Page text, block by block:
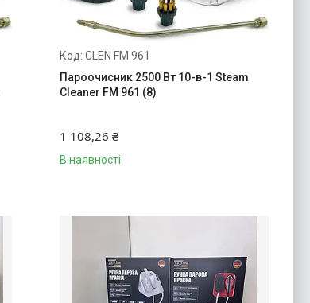
CLEN FM 961
Пароочисник 2500 Вт 10-в-1 Steam
Cleaner FM 961 (8)
1 108,26 ₴
В наявності